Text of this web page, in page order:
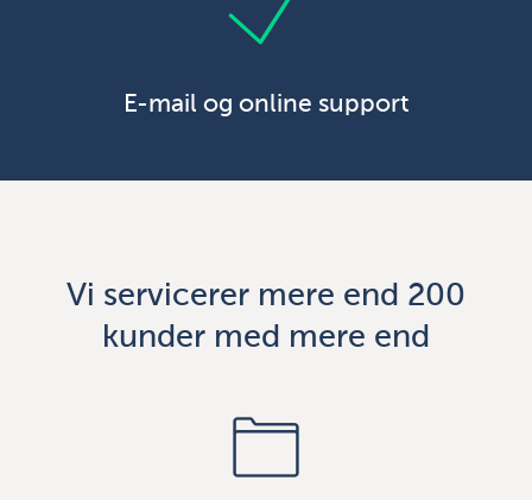
E-mail og online support
Vi servicerer mere end 200
kunder med mere end